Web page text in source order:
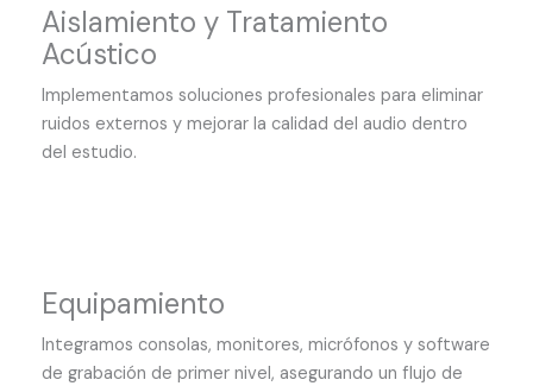
Aislamiento y Tratamiento
Acústico
Implementamos soluciones profesionales para eliminar
ruidos externos y mejorar la calidad del audio dentro
del estudio.
Equipamiento
Integramos consolas, monitores, micrófonos y software
de grabación de primer nivel, asegurando un flujo de